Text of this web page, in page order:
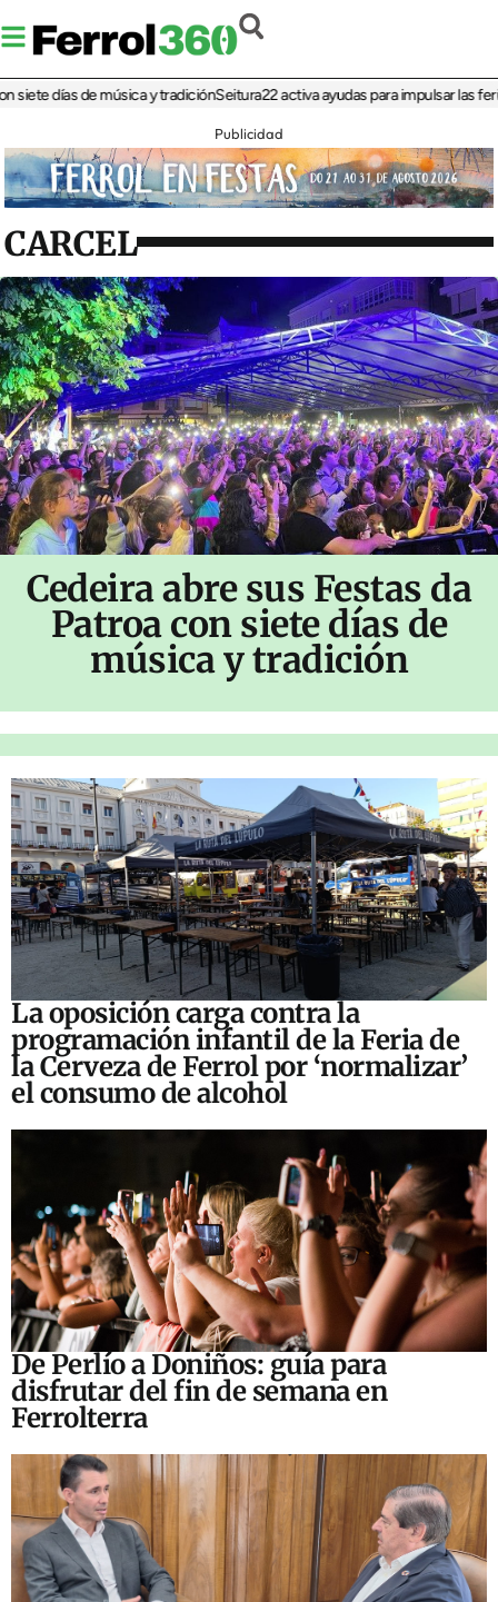
días de música y tradiciónSeitura22 activa ayudas para impulsar las ferias
Publicidad
CARCEL
Cedeira abre sus Festas da
Patroa con siete días de
música y tradición
La oposición carga contra la
programación infantil de la Feria de
la Cerveza de Ferrol por ‘normalizar’
el consumo de alcohol
De Perlío a Doniños: guía para
disfrutar del fin de semana en
Ferrolterra